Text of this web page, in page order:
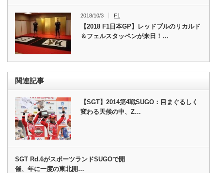
2018/10/3 F1
【2018 F1日本GP】レッドブルのリカルド
＆フェルスタッペンが来日！…
関連記事
【SGT】2014第4戦SUGO：目まぐるしく
変わる天候の中、Z…
SGT Rd.6がスポーツランドSUGOで開
催、年に一度の東北開…